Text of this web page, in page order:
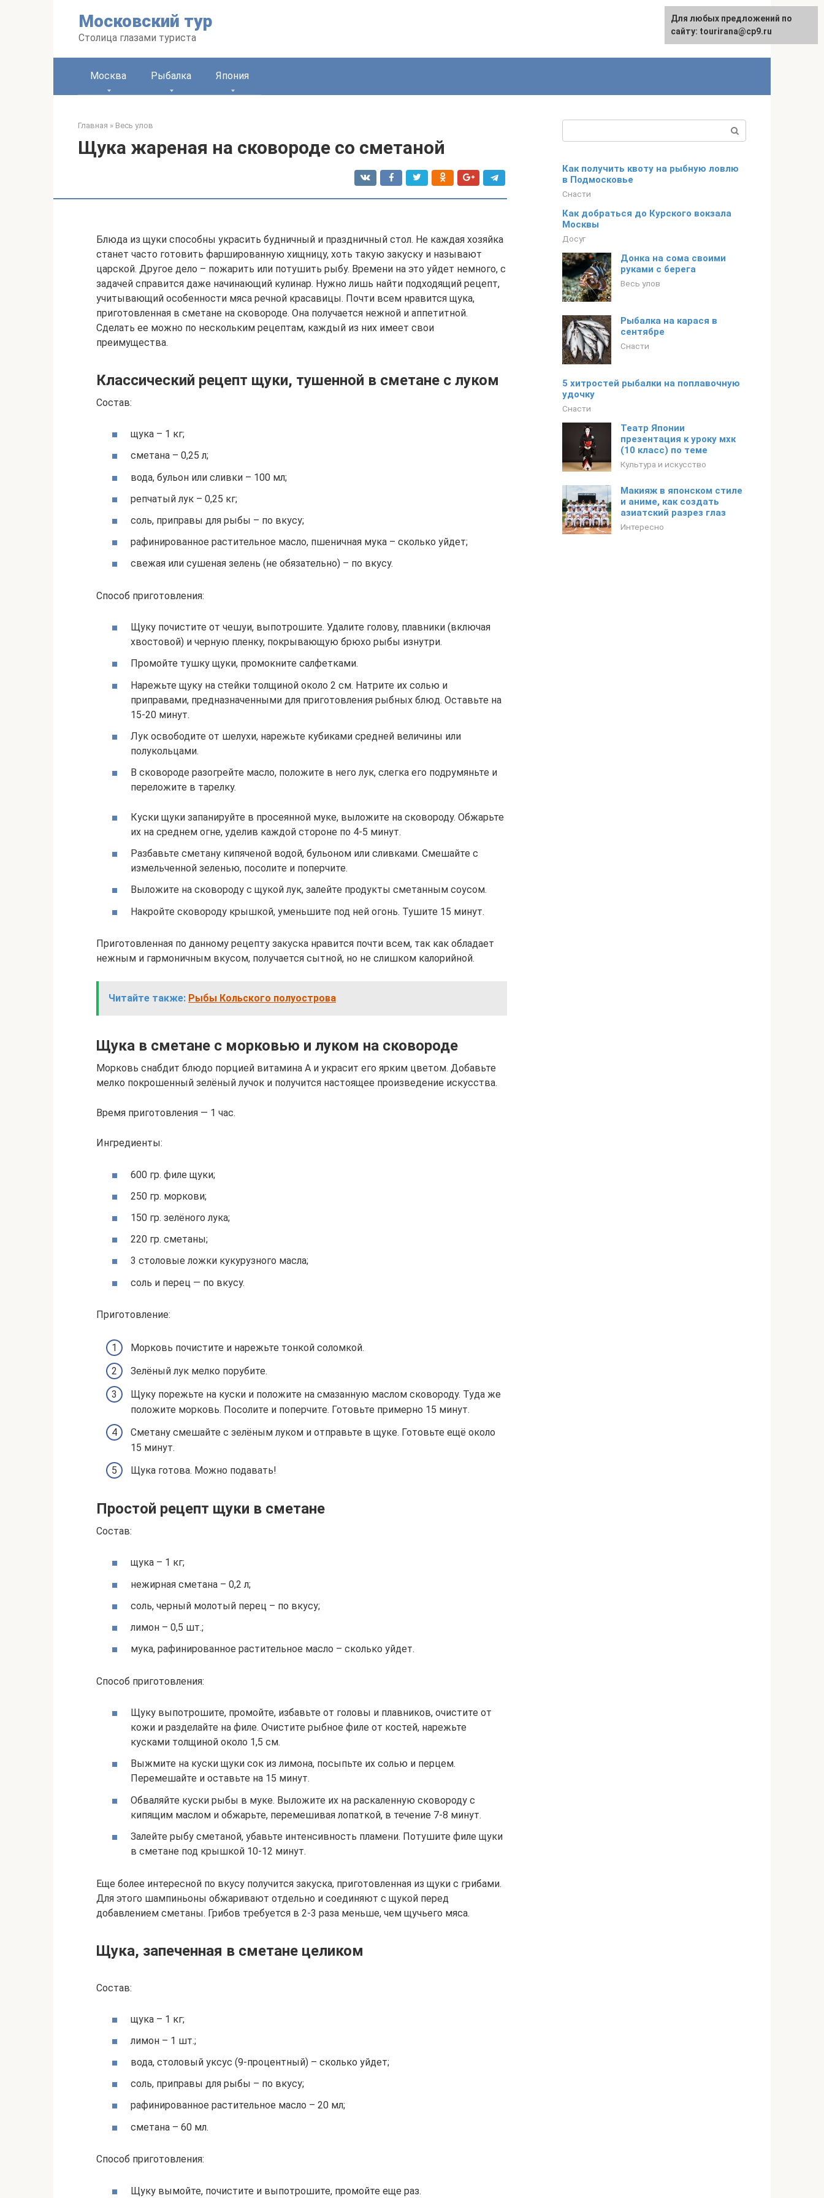
Московский тур
Столица глазами туриста
English
Москва Рыбалка Япония
Главная » Весь улов
Щука жареная на сковороде со сметаной
Блюда из щуки способны украсить будничный и праздничный стол. Не каждая хозяйка
станет часто готовить фаршированную хищницу, хоть такую закуску и называют
царской. Другое дело – пожарить или потушить рыбу. Времени на это уйдет немного, с
задачей справится даже начинающий кулинар. Нужно лишь найти подходящий рецепт,
учитывающий особенности мяса речной красавицы. Почти всем нравится щука,
приготовленная в сметане на сковороде. Она получается нежной и аппетитной.
Сделать ее можно по нескольким рецептам, каждый из них имеет свои
преимущества.
Классический рецепт щуки, тушенной в сметане с луком
Состав:
щука – 1 кг;
сметана – 0,25 л;
вода, бульон или сливки – 100 мл;
репчатый лук – 0,25 кг;
соль, приправы для рыбы – по вкусу;
рафинированное растительное масло, пшеничная мука – сколько уйдет;
свежая или сушеная зелень (не обязательно) – по вкусу.
Способ приготовления:
Щуку почистите от чешуи, выпотрошите. Удалите голову, плавники (включая
хвостовой) и черную пленку, покрывающую брюхо рыбы изнутри.
Промойте тушку щуки, промокните салфетками.
Нарежьте щуку на стейки толщиной около 2 см. Натрите их солью и
приправами, предназначенными для приготовления рыбных блюд. Оставьте на
15-20 минут.
Лук освободите от шелухи, нарежьте кубиками средней величины или
полукольцами.
В сковороде разогрейте масло, положите в него лук, слегка его подрумяньте и
переложите в тарелку.
Куски щуки запанируйте в просеянной муке, выложите на сковороду. Обжарьте
их на среднем огне, уделив каждой стороне по 4-5 минут.
Разбавьте сметану кипяченой водой, бульоном или сливками. Смешайте с
измельченной зеленью, посолите и поперчите.
Выложите на сковороду с щукой лук, залейте продукты сметанным соусом.
Накройте сковороду крышкой, уменьшите под ней огонь. Тушите 15 минут.
Приготовленная по данному рецепту закуска нравится почти всем, так как обладает
нежным и гармоничным вкусом, получается сытной, но не слишком калорийной.
Читайте также: Рыбы Кольского полуострова
Щука в сметане с морковью и луком на сковороде
Морковь снабдит блюдо порцией витамина А и украсит его ярким цветом. Добавьте
мелко покрошенный зелёный лучок и получится настоящее произведение искусства.
Время приготовления — 1 час.
Ингредиенты:
600 гр. филе щуки;
250 гр. моркови;
150 гр. зелёного лука;
220 гр. сметаны;
3 столовые ложки кукурузного масла;
соль и перец — по вкусу.
Приготовление:
Морковь почистите и нарежьте тонкой соломкой.
Зелёный лук мелко порубите.
Щуку порежьте на куски и положите на смазанную маслом сковороду. Туда же
положите морковь. Посолите и поперчите. Готовьте примерно 15 минут.
Сметану смешайте с зелёным луком и отправьте в щуке. Готовьте ещё около
15 минут.
Щука готова. Можно подавать!
Простой рецепт щуки в сметане
Состав:
щука – 1 кг;
нежирная сметана – 0,2 л;
соль, черный молотый перец – по вкусу;
лимон – 0,5 шт.;
мука, рафинированное растительное масло – сколько уйдет.
Способ приготовления:
Щуку выпотрошите, промойте, избавьте от головы и плавников, очистите от
кожи и разделайте на филе. Очистите рыбное филе от костей, нарежьте
кусками толщиной около 1,5 см.
Выжмите на куски щуки сок из лимона, посыпьте их солью и перцем.
Перемешайте и оставьте на 15 минут.
Обваляйте куски рыбы в муке. Выложите их на раскаленную сковороду с
кипящим маслом и обжарьте, перемешивая лопаткой, в течение 7-8 минут.
Залейте рыбу сметаной, убавьте интенсивность пламени. Потушите филе щуки
в сметане под крышкой 10-12 минут.
Еще более интересной по вкусу получится закуска, приготовленная из щуки с грибами.
Для этого шампиньоны обжаривают отдельно и соединяют с щукой перед
добавлением сметаны. Грибов требуется в 2-3 раза меньше, чем щучьего мяса.
Щука, запеченная в сметане целиком
Состав:
щука – 1 кг;
лимон – 1 шт.;
вода, столовый уксус (9-процентный) – сколько уйдет;
соль, приправы для рыбы – по вкусу;
рафинированное растительное масло – 20 мл;
сметана – 60 мл.
Способ приготовления:
Щуку вымойте, почистите и выпотрошите, промойте еще раз.
Как получить квоту на рыбную ловлю
в Подмосковье
Снасти
Как добраться до Курского вокзала
Москвы
Досуг
Донка на сома своими
руками с берега
Весь улов
Рыбалка на карася в
сентябре
Снасти
5 хитростей рыбалки на поплавочную
удочку
Снасти
Театр Японии
презентация к уроку мхк
(10 класс) по теме
Культура и искусство
Макияж в японском стиле
и аниме, как создать
азиатский разрез глаз
Интересно
Для любых предложений по
сайту: tourirana@cp9.ru